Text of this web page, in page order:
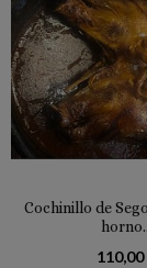
Cochinillo de
110,00